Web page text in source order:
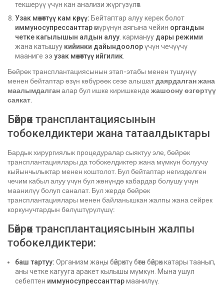
текшерүү үчүн кан анализи жүргүзүлөт.
Узак мөөнөттүү кам көрүү: Бейтаптар алуу керек болот
иммуносупрессанттарөмүрүнүн аягына чейин органдын
четке кагылышын алдын алуу. кармануу дары режими
жана катышуу кийинки дайындоолорүчүн чечүүчү
мааниге ээ узак мөөнөттүү ийгилик.
Бөйрөк трансплантациясынын этап-этабы менен түшүнүү
менен бейтаптар өзүн көбүрөөк сезе алышатдаярдалган жана
маалымдалганалар бул ишке киришкенде жашоону өзгөртүү
саякат.
Бөйрөк трансплантациясынын
тобокелдиктери жана татаалдыктары
Бардык хирургиялык процедуралар сыяктуу эле, бөйрөк
трансплантациялары да тобокелдиктер жана мүмкүн болуучу
кыйынчылыктар менен коштолот. Бул бейтаптар негизделген
чечим кабыл алуу үчүн бул жөнүндө кабардар болушу үчүн
маанилүү болуп саналат. Бул жерде бөйрөк
трансплантациялары менен байланышкан жалпы жана сейрек
коркунучтардын бөлүштүрүлүшү:
Бөйрөк трансплантациясынын жалпы
тобокелдиктери:
баш тартуу: Организм жаңы бөйрөктү бөтөн бөйрөк катары таанып,
аны четке кагууга аракет кылышы мүмкүн. Мына ушул
себептен иммуносупрессанттармаанилүү.